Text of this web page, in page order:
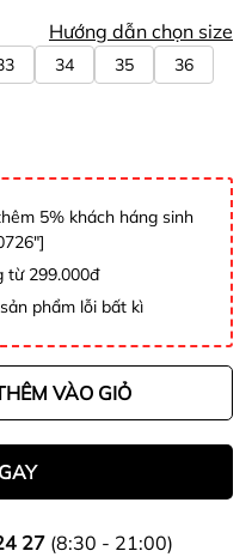
Hướng dẫn chọn size
34 35 36
5% khách háng sinh
từ 299.000đ
phẩm lỗi bất kì
VÀO GIỎ
27(8:30 - 21:00)